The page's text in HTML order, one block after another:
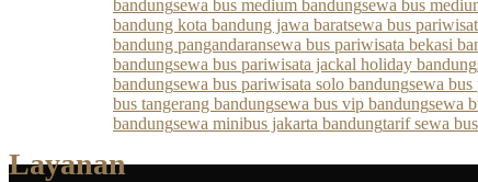
bandungsewa bus medium bandungsewa bus
bandung kota bandung jawa baratsewa bus
bandung pangandaransewa bus pariwisata bekasi
bandungsewa bus pariwisata jackal holiday bandung
bandungsewa bus pariwisata solo bandungsewa
bus tangerang bandungsewa bus vip bandungsewa
bandungsewa minibus jakarta bandungtarif sewa
Layanan